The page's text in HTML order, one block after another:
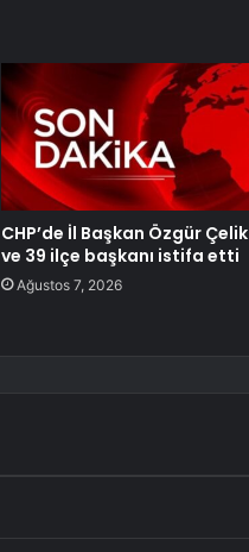
CHP’de İl Başkan Özgür Çelik
ve 39 ilçe başkanı istifa etti
Ağustos 7, 2026